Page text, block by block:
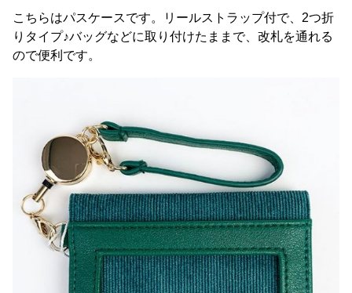
こちらはパスケースです。リールストラップ付で、2つ折
りタイプ♪バッグなどに取り付けたままで、改札を通れる
ので便利です。